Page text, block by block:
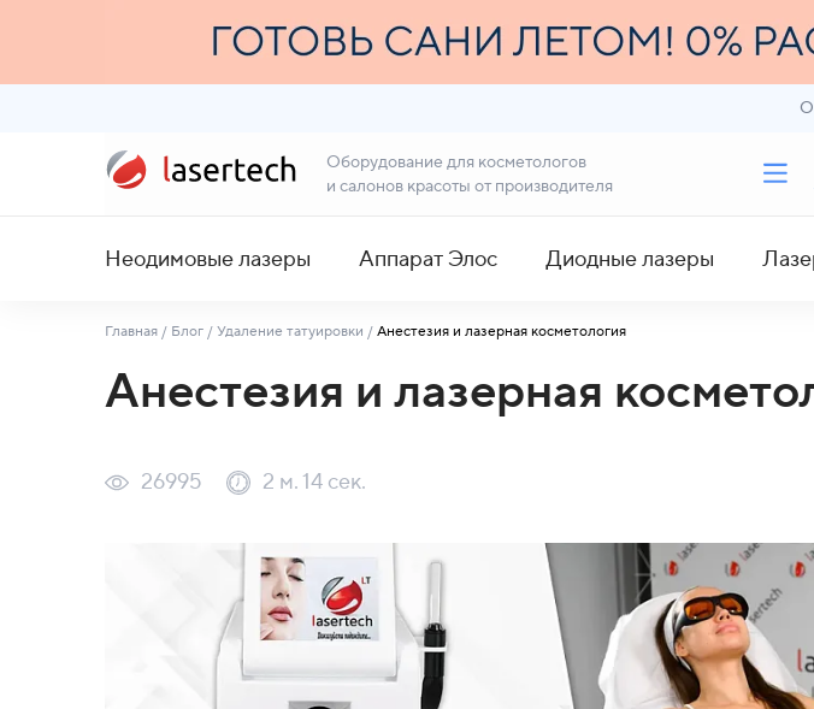
О
Оборудование для косметологов
и салонов красоты от производителя
Неодимовые лазеры Аппарат Элос Диодные лазеры
Главная / Блог / Удаление татуировки / Анестезия и лазерная косметология
Анестезия и лазерная
26995 2 м. 14 сек.